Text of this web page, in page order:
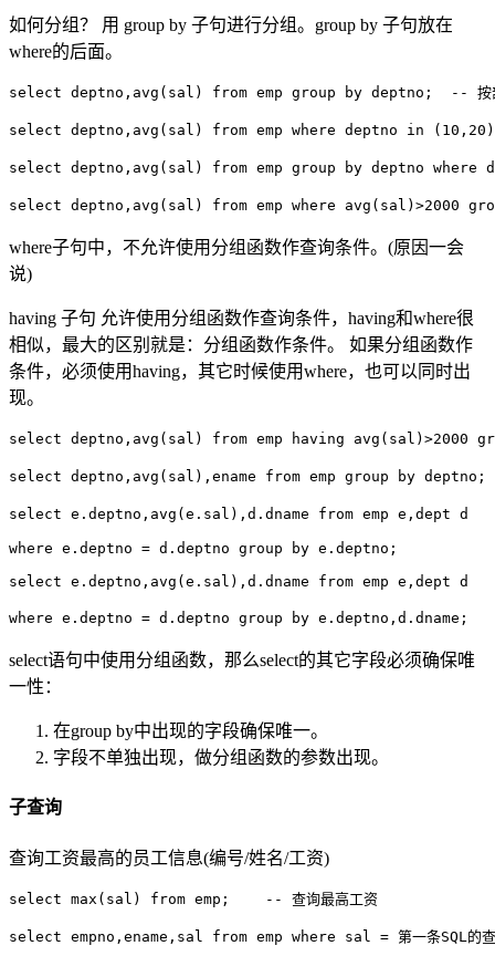
如何分组？ 用 group by 子句进行分组。group by 子句放在
where的后面。
select deptno,avg(sal) from emp group by deptno;  -- 按部
select deptno,avg(sal) from emp where deptno in
select deptno,avg(sal) from emp group by deptno
where子句中，不允许使用分组函数作查询条件。(原因一会
说)
having 子句 允许使用分组函数作查询条件，having和where很
相似，最大的区别就是：分组函数作条件。 如果分组函数作
条件，必须使用having，其它时候使用where，也可以同时出
现。
select deptno,avg(sal) from emp having avg(sal)>2000
select deptno,avg(sal),ename from emp group by deptno;
select e.deptno,avg(e.sal),d.dname from emp e,dept d    --
where e.deptno = d.deptno group by e.deptno;
select e.deptno,avg(e.sal),d.dname from emp e,dept d
select语句中使用分组函数，那么select的其它字段必须确保唯
一性：
在group by中出现的字段确保唯一。
字段不单独出现，做分组函数的参数出现。
子查询
查询工资最高的员工信息(编号/姓名/工资)
select max(sal) from emp;    -- 查询最高工资